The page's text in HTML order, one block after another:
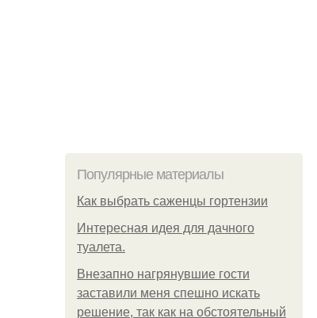
Популярные материалы
Как выбрать саженцы гортензии
Интересная идея для дачного
туалета.
Внезапно нагрянувшие гости
заставили меня спешно искать
решение, так как на обстоятельный